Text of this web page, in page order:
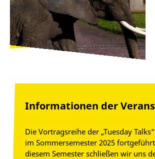
Informationen der
Die Vortragsreihe der „Tuesday
im Sommersemester 2025
diesem Semester schließen wir uns